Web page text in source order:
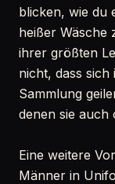
blicken, wie du
heißer Wäsche
ihrer größten
nicht, dass sich
Sammlung
denen sie
Eine weitere
Männer in